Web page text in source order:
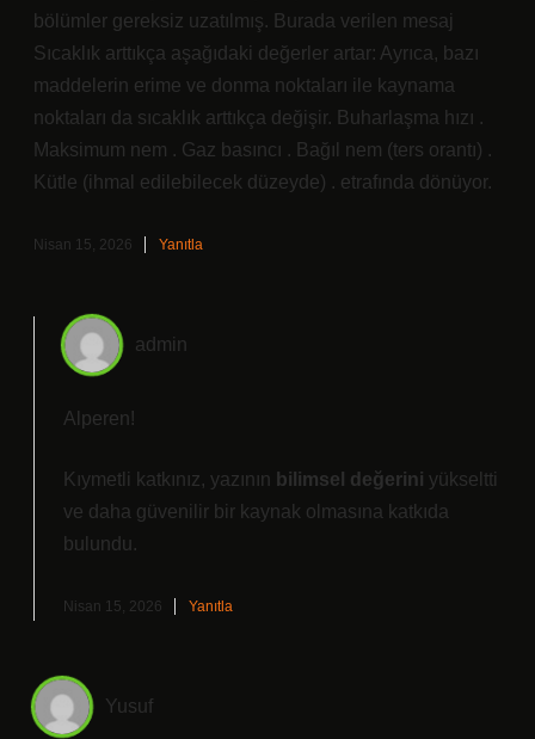
bölümler gereksiz uzatılmış. Burada verilen mesaj
Sıcaklık arttıkça aşağıdaki değerler artar: Ayrıca, bazı
maddelerin erime ve donma noktaları ile kaynama
noktaları da sıcaklık arttıkça değişir. Buharlaşma hızı .
Maksimum nem . Gaz basıncı . Bağıl nem (ters orantı) .
Kütle (ihmal edilebilecek düzeyde) . etrafında dönüyor.
Nisan 15, 2026 Yanıtla
admin
Alperen!
Kıymetli katkınız, yazının bilimsel değerini yükseltti
ve daha güvenilir bir kaynak olmasına katkıda
bulundu.
Nisan 15, 2026 Yanıtla
Yusuf